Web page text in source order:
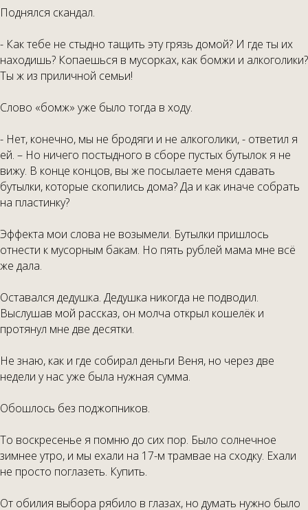
Поднялся скандал.
- Как тебе не стыдно тащить эту грязь домой? И где ты их
находишь? Копаешься в мусорках, как бомжи и алкоголики?
Ты ж из приличной семьи!
Слово «бомж» уже было тогда в ходу.
- Нет, конечно, мы не бродяги и не алкоголики, - ответил я
ей. – Но ничего постыдного в сборе пустых бутылок я не
вижу. В конце концов, вы же посылаете меня сдавать
бутылки, которые скопились дома? Да и как иначе собрать
на пластинку?
Эффекта мои слова не возымели. Бутылки пришлось
отнести к мусорным бакам. Но пять рублей мама мне всё
же дала.
Оставался дедушка. Дедушка никогда не подводил.
Выслушав мой рассказ, он молча открыл кошелёк и
протянул мне две десятки.
Не знаю, как и где собирал деньги Веня, но через две
недели у нас уже была нужная сумма.
Обошлось без поджопников.
То воскресенье я помню до сих пор. Было солнечное
зимнее утро, и мы ехали на 17-м трамвае на сходку. Ехали
не просто поглазеть. Купить.
От обилия выбора рябило в глазах, но думать нужно было